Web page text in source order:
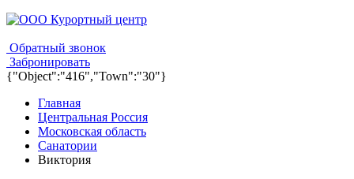
Обратный звонок
Забронировать
{"Object":"416","Town":"30"}
Главная
Центральная Россия
Московская область
Санатории
Виктория